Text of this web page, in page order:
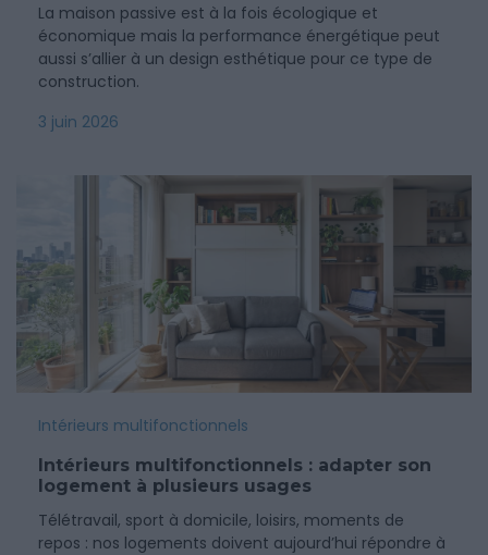
La maison passive est à la fois écologique et
économique mais la performance énergétique peut
aussi s’allier à un design esthétique pour ce type de
construction.
3 juin 2026
Intérieurs multifonctionnels
Intérieurs multifonctionnels : adapter son
logement à plusieurs usages
Télétravail, sport à domicile, loisirs, moments de
repos : nos logements doivent aujourd’hui répondre à